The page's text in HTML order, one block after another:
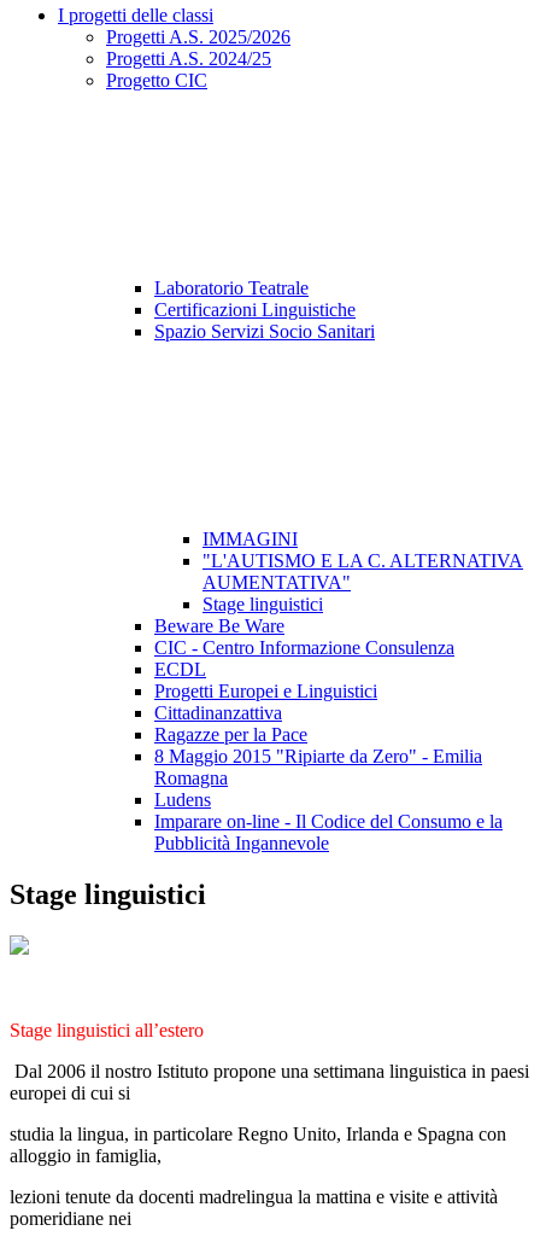
I progetti delle classi
Progetti A.S. 2025/2026
Progetti A.S. 2024/25
Progetto CIC
Laboratorio Teatrale
Certificazioni Linguistiche
Spazio Servizi Socio Sanitari
IMMAGINI
"L'AUTISMO E LA C. ALTERNATIVA
AUMENTATIVA"
Stage linguistici
Beware Be Ware
CIC - Centro Informazione Consulenza
ECDL
Progetti Europei e Linguistici
Cittadinanzattiva
Ragazze per la Pace
8 Maggio 2015 "Ripiarte da Zero" - Emilia
Romagna
Ludens
Imparare on-line - Il Codice del Consumo e la
Pubblicità Ingannevole
Stage linguistici
Stage linguistici all’estero
Dal 2006 il nostro Istituto propone una settimana linguistica in paesi
europei di cui si
studia la lingua, in particolare Regno Unito, Irlanda e Spagna con
alloggio in famiglia,
lezioni tenute da docenti madrelingua la mattina e visite e attività
pomeridiane nei